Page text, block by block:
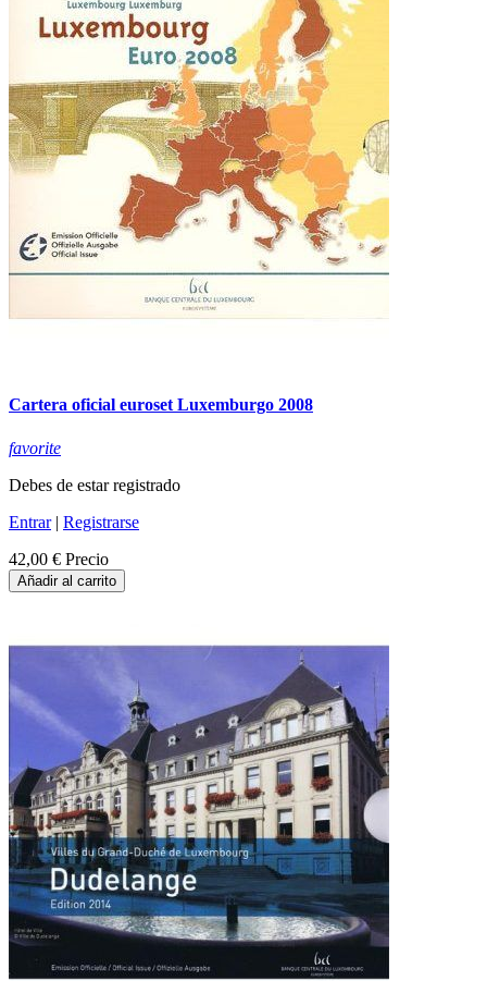
Cartera oficial euroset Luxemburgo 2008
favorite
Debes de estar registrado
Entrar| Registrarse
42,00 € Precio
Añadir al carrito